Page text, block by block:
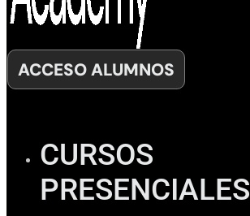
ACCESO ALUMNOS
CURSOS
PRESENCIALES